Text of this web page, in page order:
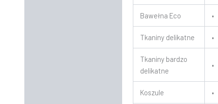
Bawełna Eco •
Tkaniny delikatne •
Tkaniny bardzo
delikatne
•
Koszule •